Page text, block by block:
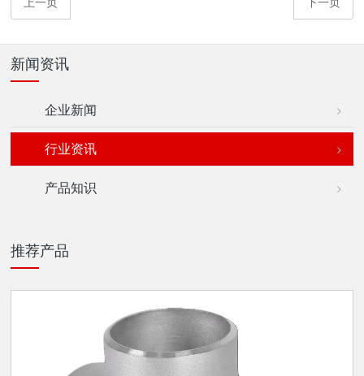
新闻资讯
企业新闻
行业资讯
产品知识
推荐产品